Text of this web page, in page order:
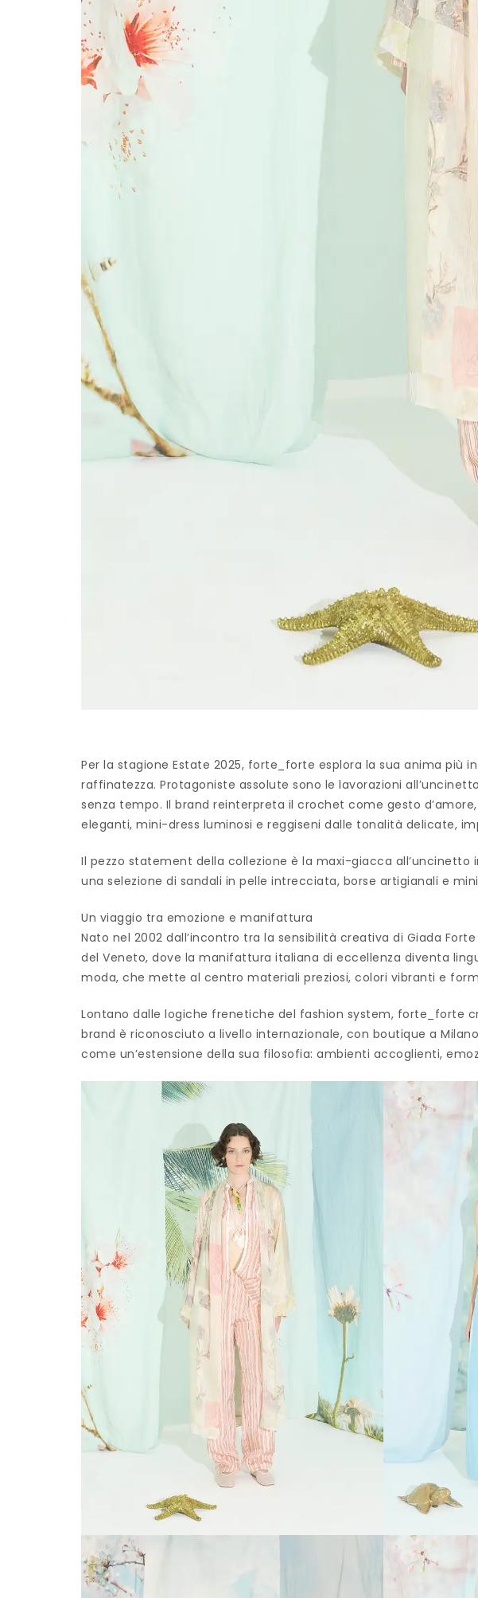
Per la stagione Estate 2025, forte_forte esplora la sua anima
raffinatezza. Protagoniste assolute sono le lavorazioni
senza tempo. Il brand reinterpreta il crochet come gesto
eleganti, mini-dress luminosi e reggiseni dalle tonalità delicate,
Il pezzo statement della collezione è la maxi-giacca
una selezione di sandali in pelle intrecciata, borse artigianali e
Un viaggio tra emozione e manifattura
Nato nel 2002 dall’incontro tra la sensibilità creativa di Giada
del Veneto, dove la manifattura italiana di eccellenza diventa
moda, che mette al centro materiali preziosi, colori vibranti e
Lontano dalle logiche frenetiche del fashion system, forte_forte
brand è riconosciuto a livello internazionale, con boutique a
come un’estensione della sua filosofia: ambienti accoglienti,